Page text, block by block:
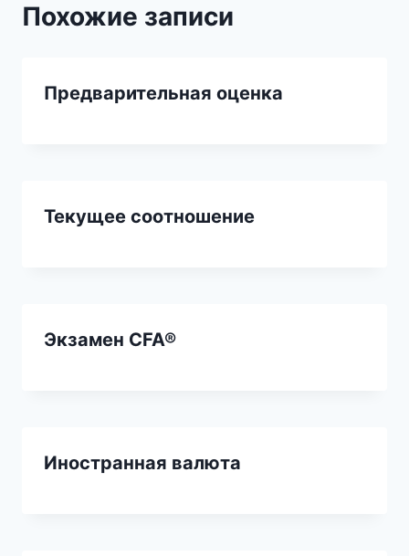
Похожие записи
Предварительная оценка
Текущее соотношение
Экзамен CFA®
Иностранная валюта